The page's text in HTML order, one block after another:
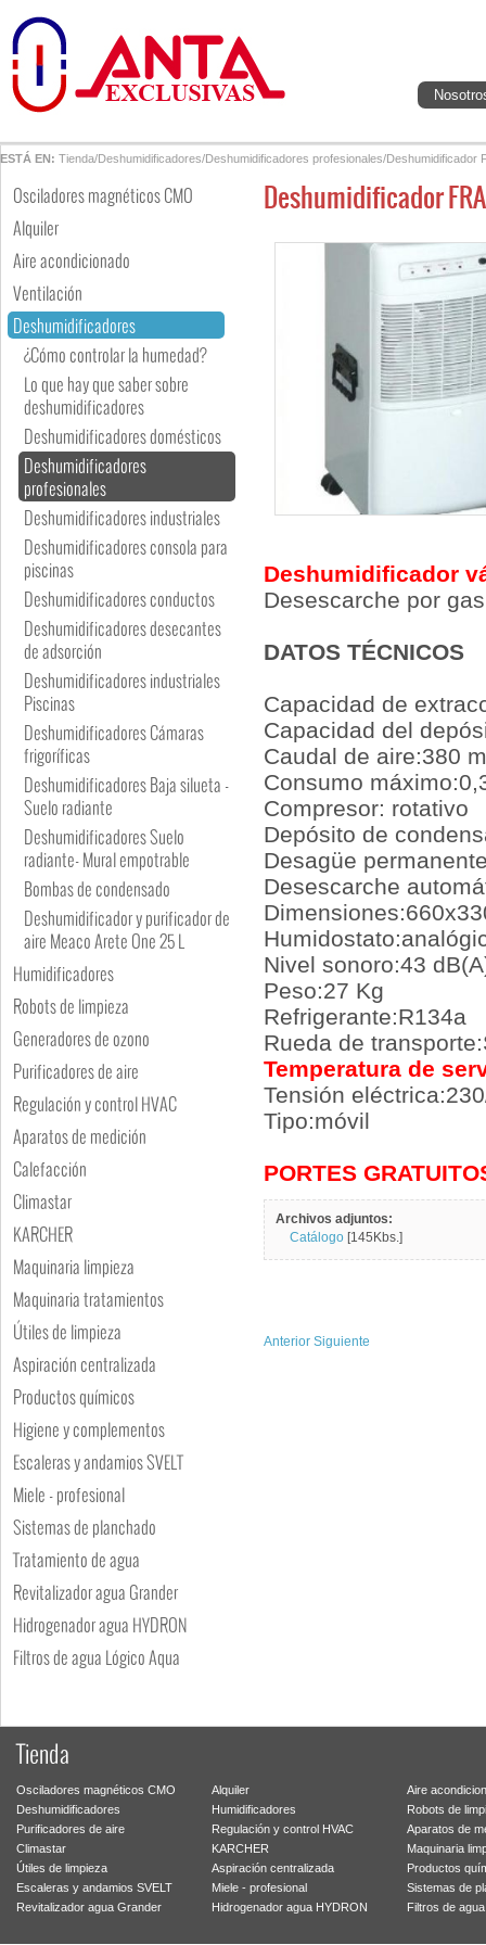
ESTÁ EN: Tienda/Deshumidificadores/Deshumidificadores profesionales/Deshumidificador
Osciladores magnéticos CMO
Alquiler
Aire acondicionado
Ventilación
Deshumidificadores
¿Cómo controlar la humedad?
Lo que hay que saber sobre
deshumidificadores
Deshumidificadores domésticos
Deshumidificadores
profesionales
Deshumidificadores industriales
Deshumidificadores consola para
piscinas
Deshumidificadores conductos
Deshumidificadores desecantes
de adsorción
Deshumidificadores industriales
Piscinas
Deshumidificadores Cámaras
frigoríficas
Deshumidificadores Baja silueta -
Suelo radiante
Deshumidificadores Suelo
radiante- Mural empotrable
Bombas de condensado
Deshumidificador y purificador de
aire Meaco Arete One 25 L
Humidificadores
Robots de limpieza
Generadores de ozono
Purificadores de aire
Regulación y control HVAC
Aparatos de medición
Calefacción
Climastar
KARCHER
Maquinaria limpieza
Maquinaria tratamientos
Útiles de limpieza
Aspiración centralizada
Productos químicos
Higiene y complementos
Escaleras y andamios SVELT
Miele - profesional
Sistemas de planchado
Tratamiento de agua
Revitalizador agua Grander
Hidrogenador agua HYDRON
Filtros de agua Lógico Aqua
Deshumidificador
Deshumidificador
Desescarche por
DATOS TÉCNICOS
Capacidad de
Capacidad del
Caudal de aire:380
Consumo
Compresor: rotativo
Depósito de
Desagüe
Desescarche
Nivel sonoro:43
Peso:27 Kg
Refrigerante:R134a
Rueda de
Temperatura de
Tensión
Tipo:móvil
PORTES
Archivos adjuntos:
Catálogo [145Kbs.]
Anterior Siguiente
Tienda
Osciladores magnéticos CMO Alquiler
Aire
Deshumidificadores
Humidificadores
Robots de
Purificadores de aire
Regulación y control HVAC
Aparatos de
Climastar
KARCHER
Maquinaria
Útiles de limpieza
Aspiración centralizada
Productos
Escaleras y andamios SVELT
Miele - profesional
Sistemas de
Revitalizador agua Grander
Hidrogenador agua HYDRON Filtros de